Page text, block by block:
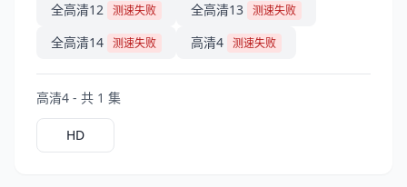
全高清12 测速失败 全高清13 测速失败
全高清14 测速失败 高清4 测速失败
高清4 - 共 1 集
HD